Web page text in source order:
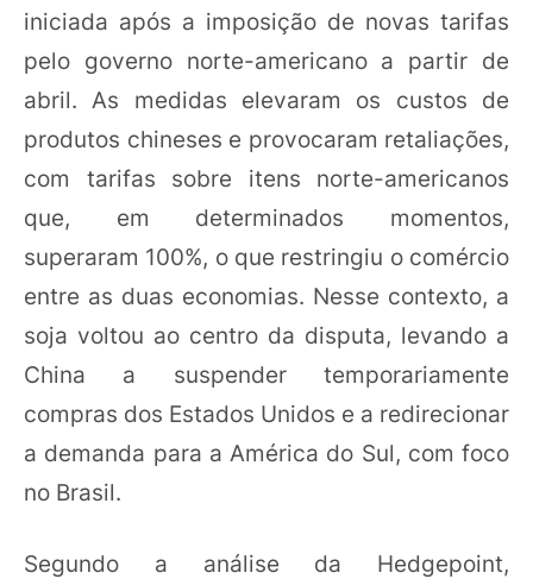
iniciada após a imposição de novas tarifas
pelo governo norte-americano a partir de
abril. As medidas elevaram os custos de
produtos chineses e provocaram retaliações,
com tarifas sobre itens norte-americanos
que, em determinados momentos,
superaram 100%, o que restringiu o comércio
entre as duas economias. Nesse contexto, a
soja voltou ao centro da disputa, levando a
China a suspender temporariamente
compras dos Estados Unidos e a redirecionar
a demanda para a América do Sul, com foco
no Brasil.
Segundo a análise da Hedgepoint,